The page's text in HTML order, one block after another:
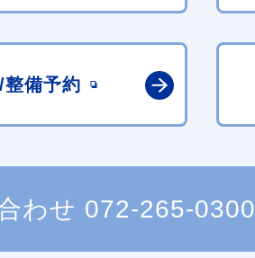
整備予約
わせ 072-265-0300